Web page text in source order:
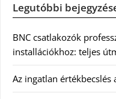
Legutóbbi
BNC csatlakozók
installációkhoz: teljes
Az ingatlan értékbecslés